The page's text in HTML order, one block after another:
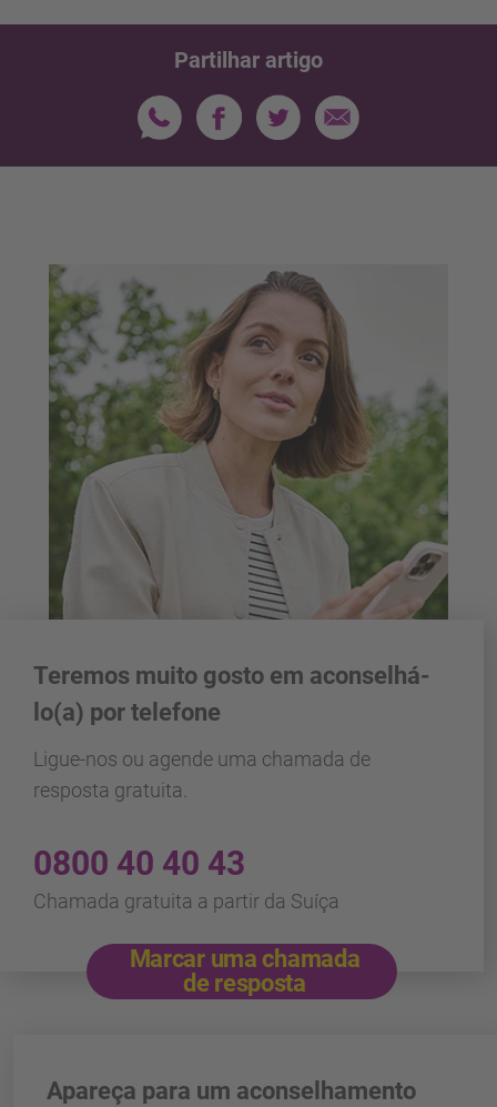
Partilhar artigo
Teremos muito gosto em aconselhá-
lo(a) por telefone
Ligue-nos ou agende uma chamada de
resposta gratuita.
0800 40 40 43
Chamada gratuita a partir da Suíça
Marcar uma chamada
de resposta
Apareça para um aconselhamento